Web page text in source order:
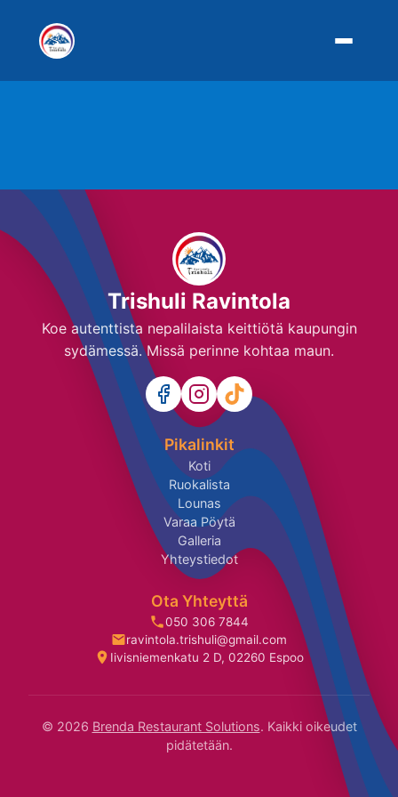
Trishuli Ravintola
Koe autenttista nepalilaista keittiötä kaupungin
sydämessä. Missä perinne kohtaa maun.
Pikalinkit
Koti
Ruokalista
Lounas
Varaa Pöytä
Galleria
Yhteystiedot
Ota Yhteyttä
050 306 7844
ravintola.trishuli@gmail.com
Iivisniemenkatu 2 D, 02260 Espoo
© 2026 Brenda Restaurant Solutions. Kaikki oikeudet
pidätetään.